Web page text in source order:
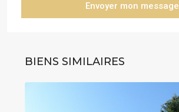
Envoyer mon message
BIENS SIMILAIRES